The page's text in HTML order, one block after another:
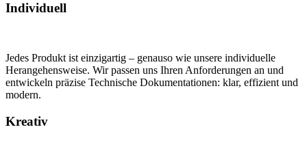
Individuell
Jedes Produkt ist einzigartig – genauso wie unsere individuelle
Herangehensweise. Wir passen uns Ihren Anforderungen an und
entwickeln präzise Technische Dokumentationen: klar, effizient und
modern.
Kreativ